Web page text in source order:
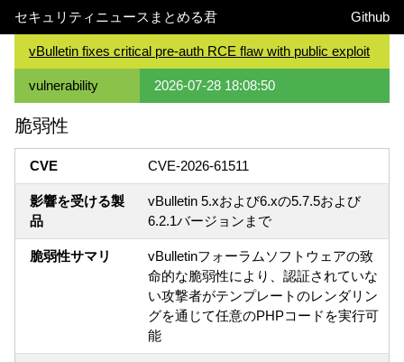
セキュリティニュースまとめる君 Github
vBulletin fixes critical pre-auth RCE flaw with public exploit
vulnerability 2026-07-28 18:08:50
脆弱性
CVE CVE-2026-61511
影響を受ける製
品
vBulletin 5.xおよび6.xの5.7.5および
6.2.1バージョンまで
脆弱性サマリ
vBulletinフォーラムソフトウェアの致
命的な脆弱性により、認証されていな
い攻撃者がテンプレートのレンダリン
グを通じて任意のPHPコードを実行可
能